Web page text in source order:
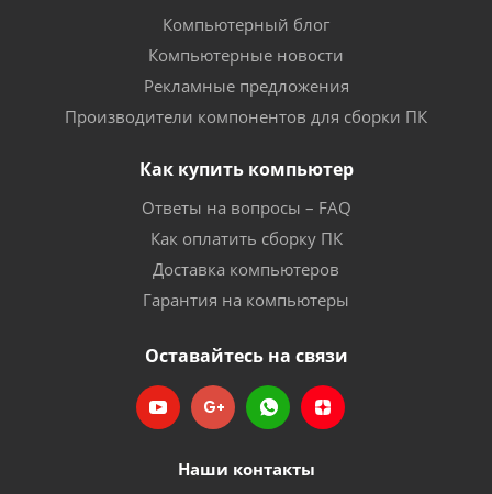
Компьютерный блог
Компьютерные новости
Рекламные предложения
Производители компонентов для сборки ПК
Как купить компьютер
Ответы на вопросы – FAQ
Как оплатить сборку ПК
Доставка компьютеров
Гарантия на компьютеры
Оставайтесь на связи
Наши контакты